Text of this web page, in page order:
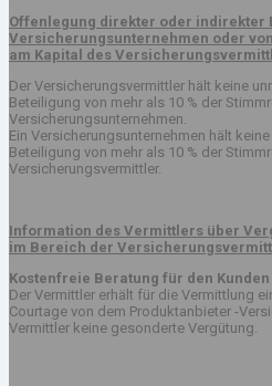
Offenlegung direkter oder indirekter
Versicherungsunternehmen oder
am Kapital des
Der Versicherungsvermittler hält keine
Beteiligung von mehr als 10 % der
Versicherungsunternehmen.
Ein Versicherungsunternehmen hält
Beteiligung von mehr als 10 % der
Versicherungsvermittler.
Information des Vermittlers über
im Bereich der
Kostenfreie Beratung für den Kunden
Der Vermittler erhält für die Vermittlung
Courtage von dem Produktanbieter -
Vermittler keine gesonderte Vergütung.